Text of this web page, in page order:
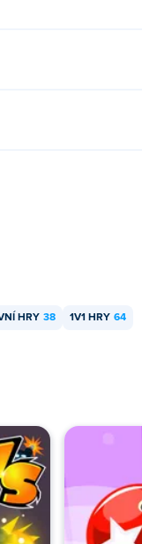
HRY 38 1V1 HRY 64